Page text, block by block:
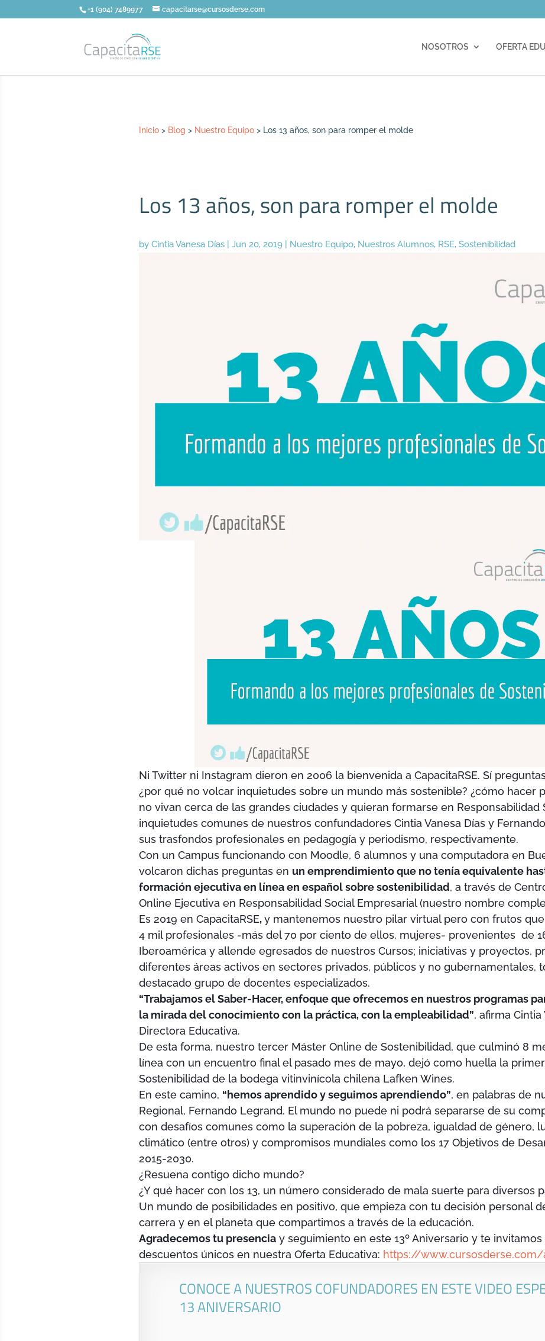
+1 (904) 7489977 capacitarse@cursosderse.com
NOSOTROS OFERTA
Inicio > Blog > Nuestro Equipo > Los 13 años, son para romper el molde
Los 13 años, son para romper el molde
byCintia Vanesa Días |Jun 20, 2019 Nuestro Equipo, Nuestros Alumnos, RSE,Sostenibilidad
Ni Twitter ni Instagram dieron en 2006 la bienvenida a CapacitaRSE. Sí
¿por qué no volcar inquietudes sobre un mundo más sostenible? ¿cómo hacer
no vivan cerca de las grandes ciudades y quieran formarse en Responsabilidad
inquietudes comunes de nuestros confundadores Cintia Vanesa Días y
sus trasfondos profesionales en pedagogía y periodismo, respectivamente.
Con un Campus funcionando con Moodle, 6 alumnos y una computadora en
volcaron dichas preguntas en un emprendimiento que no tenía equivalente
formación ejecutiva en línea en español sobre sostenibilidad, a través de
Online Ejecutiva en Responsabilidad Social Empresarial (nuestro nombre
Es 2019 en CapacitaRSE,y mantenemos nuestro pilar virtual pero con frutos
4 mil profesionales -más del 70 por ciento de ellos, mujeres- provenientes de
Iberoamérica y allende egresados de nuestros Cursos; iniciativas y proyectos,
diferentes áreas activos en sectores privados, públicos y no gubernamentales,
destacado grupo de docentes especializados.
“Trabajamos el Saber-Hacer, enfoque que ofrecemos en nuestros programas
la mirada del conocimiento con la práctica, con la empleabilidad”, afirma
Directora Educativa.
De esta forma, nuestro tercer Máster Online de Sostenibilidad, que culminó 8
línea con un encuentro final el pasado mes de mayo, dejó como huella la
Sostenibilidad de la bodega vitinvinícola chilena Lafken Wines.
En este camino, “hemos aprendido y seguimos aprendiendo”, en palabras de
Regional, Fernando Legrand. El mundo no puede ni podrá separarse de su
con desafíos comunes como la superación de la pobreza, igualdad de género,
climático (entre otros) y compromisos mundiales como los 17 Objetivos de
2015-2030.
¿Resuena contigo dicho mundo?
¿Y qué hacer con los 13, un número considerado de mala suerte para diversos
Un mundo de posibilidades en positivo, que empieza con tu decisión personal
carrera y en el planeta que compartimos a través de la educación.
Agradecemos tu presencia y seguimiento en este 13º Aniversario y te
descuentos únicos en nuestra Oferta Educativa: https://www.cursosderse.com/
CONOCE A NUESTROS COFUNDADORES EN ESTE VIDEO
13 ANIVERSARIO